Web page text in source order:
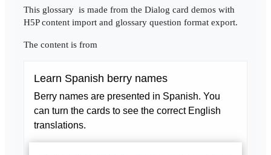
This glossary is made from the Dialog card demos with
H5P content import and glossary question format export.
The content is from